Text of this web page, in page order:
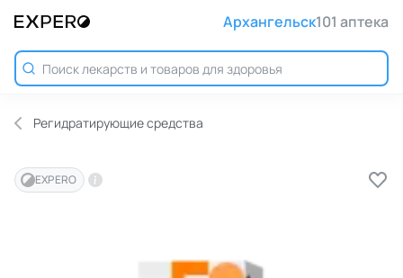
Архангельск101 аптека
Регидратирующие средства
EXPERO